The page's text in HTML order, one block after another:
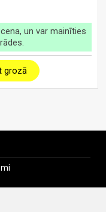
un var mainīties
grozā